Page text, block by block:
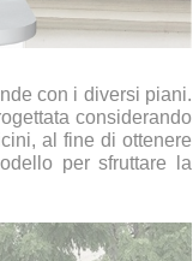
con i diversi piani.
considerando
al fine di ottenere
per sfruttare la